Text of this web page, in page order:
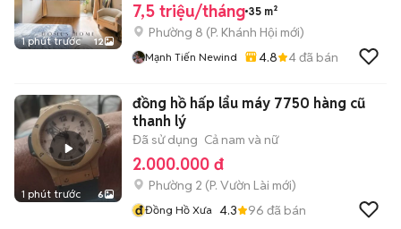
1 phút trước 12
7,5 triệu/tháng 35 m²
Phường 8 (P. Khánh Hội mới)
Mạnh Tiến Newind 4.8 4đã bán
1 phút trước 6
đồng hồ hấp lẩu máy 7750 hàng cũ
thanh lý
Đã sử dụng Cả nam và nữ
2.000.000 đ
Phường 2 (P. Vườn Lài mới)
đĐồng Hồ Xưa 4.3 96 đã bán